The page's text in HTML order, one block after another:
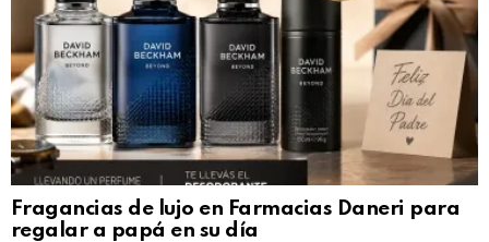
Fragancias de lujo en Farmacias Daneri para
regalar a papá en su día